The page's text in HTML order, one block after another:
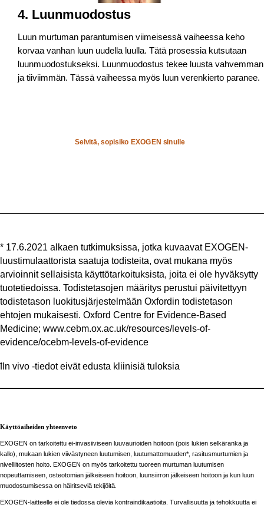
4. Luunmuodostus
Luun murtuman parantumisen viimeisessä vaiheessa keho
korvaa vanhan luun uudella luulla. Tätä prosessia kutsutaan
luunmuodostukseksi. Luunmuodostus tekee luusta vahvemman
ja tiiviimmän. Tässä vaiheessa myös luun verenkierto paranee.
Selvitä, sopisiko EXOGEN sinulle
* 17.6.2021 alkaen tutkimuksissa, jotka kuvaavat EXOGEN-
luustimulaattorista saatuja todisteita, ovat mukana myös
arvioinnit sellaisista käyttötarkoituksista, joita ei ole hyväksytty
tuotetiedoissa. Todistetasojen määritys perustui päivitettyyn
todistetason luokitusjärjestelmään Oxfordin todistetason
ehtojen mukaisesti. Oxford Centre for Evidence-Based
Medicine; www.cebm.ox.ac.uk/resources/levels-of-
evidence/ocebm-levels-of-evidence
ꝉIn vivo -tiedot eivät edusta kliinisiä tuloksia
Käyttöaiheiden yhteenveto
EXOGEN on tarkoitettu ei-invasiiviseen luuvaurioiden hoitoon (pois lukien selkäranka ja
kallo), mukaan lukien viivästyneen luutumisen, luutumattomuuden*, rasitusmurtumien ja
nivelliitosten hoito. EXOGEN on myös tarkoitettu tuoreen murtuman luutumisen
nopeuttamiseen, osteotomian jälkeiseen hoitoon, luunsiirron jälkeiseen hoitoon ja kun luun
muodostumisessa on häiritseviä tekijöitä.
EXOGEN-laitteelle ei ole tiedossa olevia kontraindikaatioita. Turvallisuutta ja tehokkuutta ei